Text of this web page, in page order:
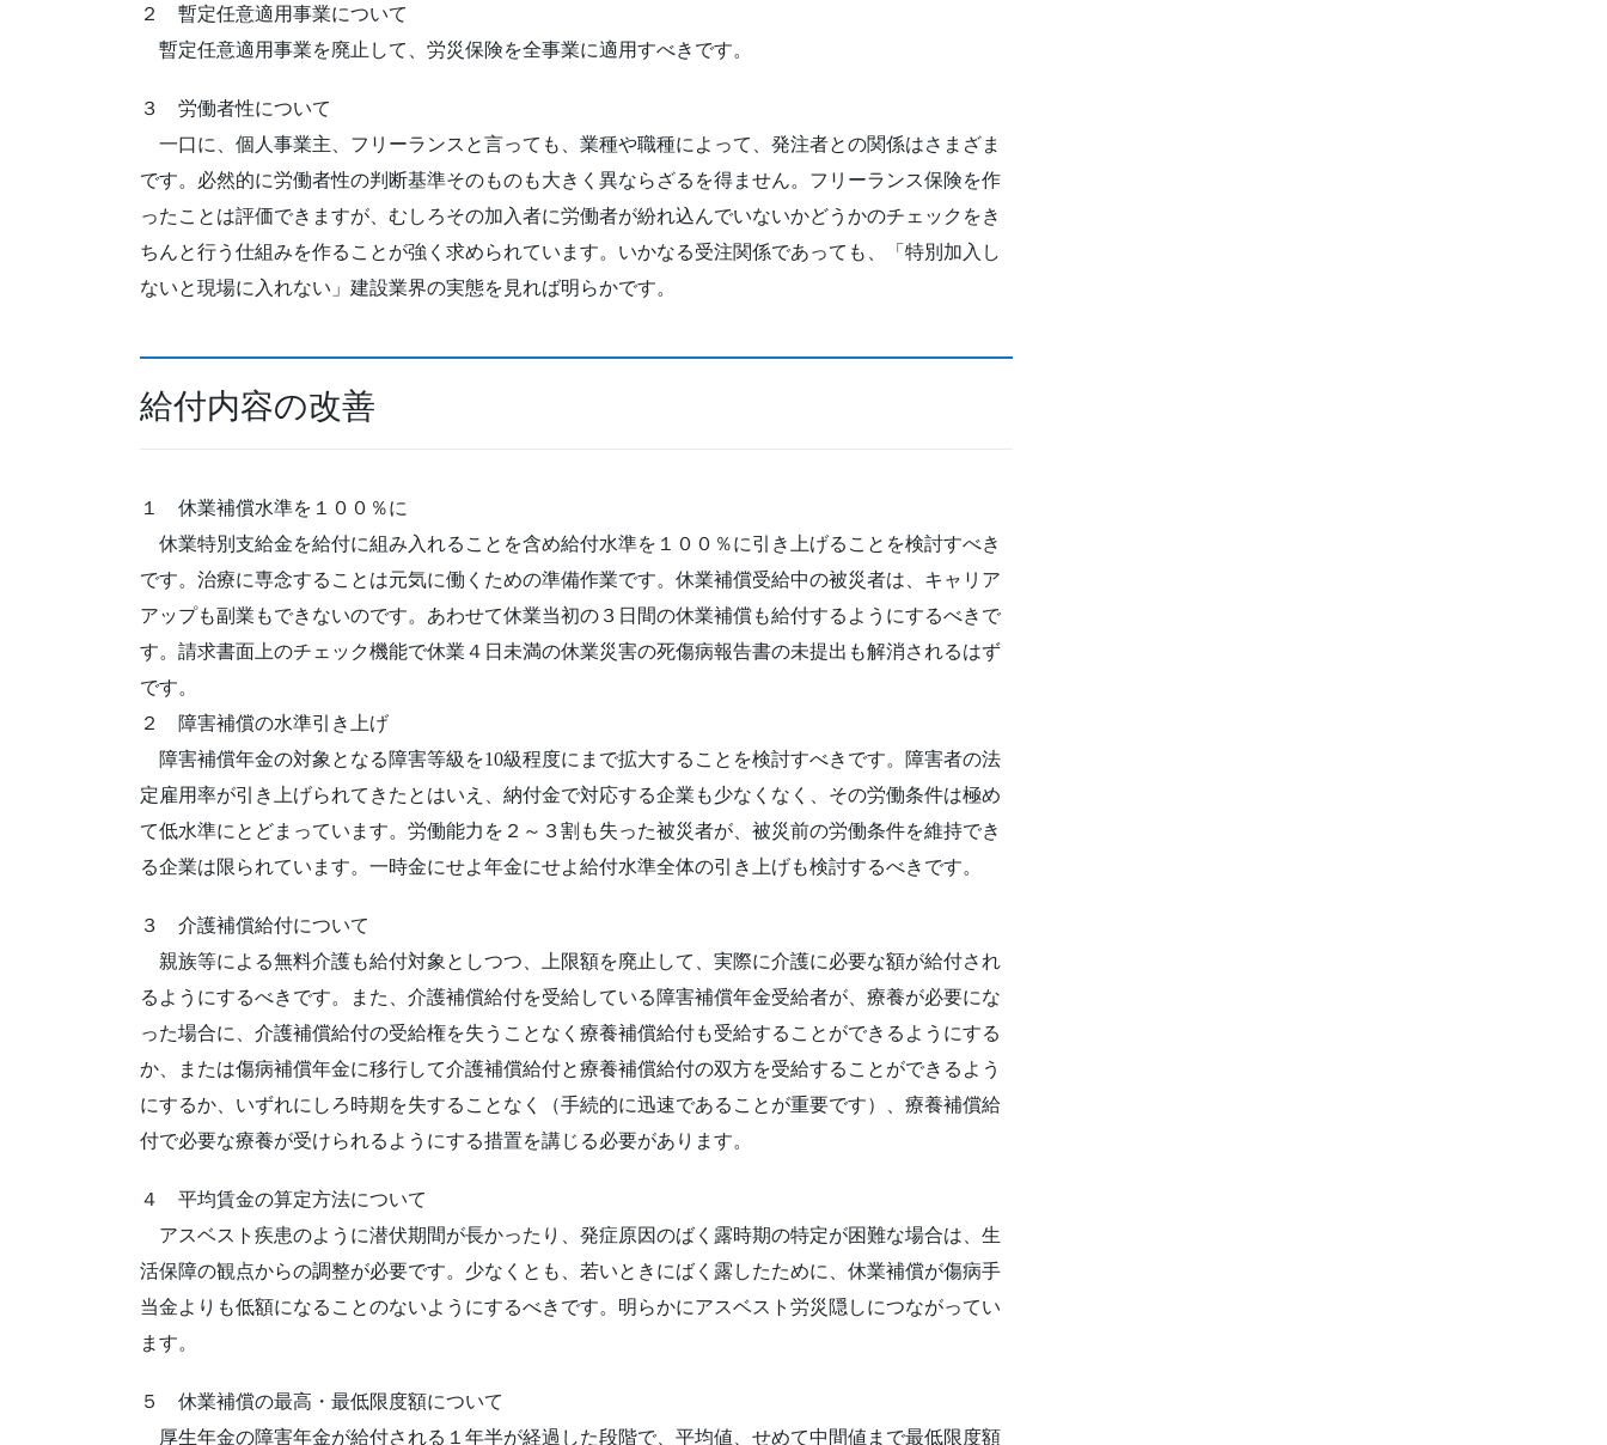
２ 暫定任意適用事業について
暫定任意適用事業を廃止して、労災保険を全事業に適用すべきです。
３ 労働者性について
一口に、個人事業主、フリーランスと言っても、業種や職種によって、発注者との関係はさまざま
です。必然的に労働者性の判断基準そのものも大きく異ならざるを得ません。フリーランス保険を作
ったことは評価できますが、むしろその加入者に労働者が紛れ込んでいないかどうかのチェックをき
ちんと行う仕組みを作ることが強く求められています。いかなる受注関係であっても、「特別加入し
ないと現場に入れない」建設業界の実態を見れば明らかです。
給付内容の改善
１ 休業補償水準を１００％に
休業特別支給金を給付に組み入れることを含め給付水準を１００％に引き上げることを検討すべき
です。治療に専念することは元気に働くための準備作業です。休業補償受給中の被災者は、キャリア
アップも副業もできないのです。あわせて休業当初の３日間の休業補償も給付するようにするべきで
す。請求書面上のチェック機能で休業４日未満の休業災害の死傷病報告書の未提出も解消されるはず
です。
２ 障害補償の水準引き上げ
障害補償年金の対象となる障害等級を10級程度にまで拡大することを検討すべきです。障害者の法
定雇用率が引き上げられてきたとはいえ、納付金で対応する企業も少なくなく、その労働条件は極め
て低水準にとどまっています。労働能力を２～３割も失った被災者が、被災前の労働条件を維持でき
る企業は限られています。一時金にせよ年金にせよ給付水準全体の引き上げも検討するべきです。
３ 介護補償給付について
親族等による無料介護も給付対象としつつ、上限額を廃止して、実際に介護に必要な額が給付され
るようにするべきです。また、介護補償給付を受給している障害補償年金受給者が、療養が必要にな
った場合に、介護補償給付の受給権を失うことなく療養補償給付も受給することができるようにする
か、または傷病補償年金に移行して介護補償給付と療養補償給付の双方を受給することができるよう
にするか、いずれにしろ時期を失することなく（手続的に迅速であることが重要です）、療養補償給
付で必要な療養が受けられるようにする措置を講じる必要があります。
４ 平均賃金の算定方法について
アスベスト疾患のように潜伏期間が長かったり、発症原因のばく露時期の特定が困難な場合は、生
活保障の観点からの調整が必要です。少なくとも、若いときにばく露したために、休業補償が傷病手
当金よりも低額になることのないようにするべきです。明らかにアスベスト労災隠しにつながってい
ます。
５ 休業補償の最高・最低限度額について
厚生年金の障害年金が給付される１年半が経過した段階で、平均値、せめて中間値まで最低限度額